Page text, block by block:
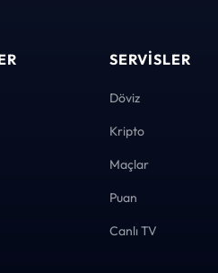
SERVISLER
Döviz
Kripto
Maçlar
Puan
Canlı TV